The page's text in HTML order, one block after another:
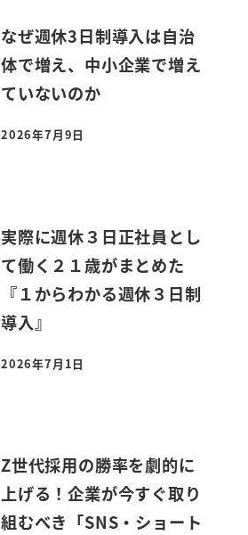
なぜ週休3日制導入は自治
体で増え、中小企業で増え
ていないのか
投稿日
2026年7月9日
実際に週休３日正社員とし
て働く２１歳がまとめた
『１からわかる週休３日制
導入』
投稿日
2026年7月1日
Z世代採用の勝率を劇的に
上げる！企業が今すぐ取り
組むべき「SNS・ショート